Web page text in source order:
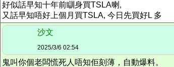
好似話早知十年前瞓身買TSLA喇,
又話早知唔好上個月買TSLA, 今日先買好L 多
沙文
2025/3/6 02:54
鬼叫你個老闆慌死人唔知佢刻薄，自動爆料。